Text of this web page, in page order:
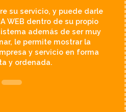
su servicio, y puede darle
WEB dentro de su propio
además de ser muy
le permite mostrar la
y servicio en forma
y ordenada.